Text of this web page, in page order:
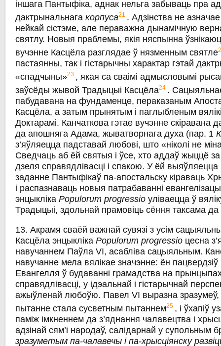
іншага Пантыфіка, аднак нельга забываць пра
дактрынальнага корпуса21 . Адзінства не
нейкай сістэме, але пераважна дынамічную
святлу. Новыя праблемы, якія няспынна
вучэнне Касцёла разглядае ў нязменным святле
пастаянны, так i гістарычны характар гэтай
«спадчыны»23 , якая са сваімі адмысловымі
заўсёды жывой Традыцыі Касцёла24 .
пабудавана на фундаменце, пераказаным
Касцёла, a затым прынятым i паглыбленым
Доктарамі. Канчаткова гэтае вучэнне скіравана
да апошняга Адама, жыватворнага духа (пар. 1
з’яўляецца падставай любові, што «ніколі не
Сведчаць аб ёй святыя i ўсе, хто аддаў жыццё
дзеля справядлівасці i спакою. У ёй выяўляецца
заданне Пантыфікаў па-апостальску кіраваць
i распазнаваць новыя патрабаванні
энцыклікаPopulorum progressio уліваецца ў
Традыцыі, здольнай прамовіць сёння таксама да
13. Акрамя сваёй важнай сувязі з усім
Касцёла энцыклікаPopulorum progressio цесна
навучаннем Паўла VI, асабліва сацыяльным.
навучанне мела вялікае значэнне: ён
Евангелля ў будаванні грамадства на
справядлівасці, у ідэальнай i гістарычнай
ажыўленай любоўю. Павел VI выразна
пытанне стала сусветным пытаннем25 , i ўхапіў
паміж імкненнем да з’яднання чалавецтва i
адзінай сям’і народаў, салідарнай у супольным
зразуметым па-чалавечы i па-хрысціянску